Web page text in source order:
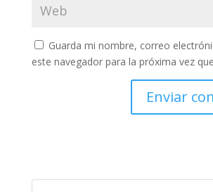
Guarda mi nombre, correo
este navegador para la próxima vez